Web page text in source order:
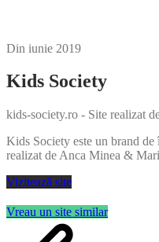
Din iunie 2019
Kids Society
kids-society.ro - Site realizat
Kids Society este un brand
realizat de Anca Minea &
Vizitează site
Vreau un site similar